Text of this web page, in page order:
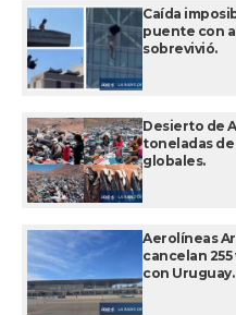
Caída
puente con
sobrevivió.
Desierto de
toneladas
globales.
Aerolíneas
cancelan
con Uruguay.